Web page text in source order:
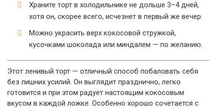
Храните торт в холодильнике не дольше 3–4 дней,
хотя он, скорее всего, исчезнет в первый же вечер.
Можно украсить верх кокосовой стружкой,
кусочками шоколада или миндалем — по желанию.
Этот ленивый торт — отличный способ побаловать себя
без лишних усилий. Он выглядит празднично, легко
готовится и при этом радует настоящим кокосовым
вкусом в каждой ложке. Особенно хорошо сочетается с